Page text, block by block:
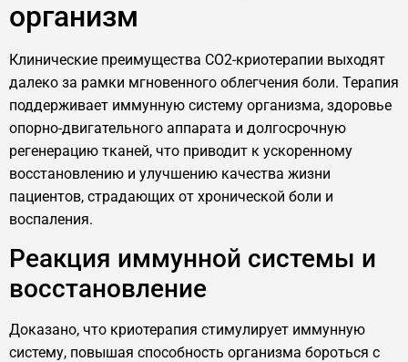
организм
Клинические преимущества CO2-криотерапии выходят
далеко за рамки мгновенного облегчения боли. Терапия
поддерживает иммунную систему организма, здоровье
опорно-двигательного аппарата и долгосрочную
регенерацию тканей, что приводит к ускоренному
восстановлению и улучшению качества жизни
пациентов, страдающих от хронической боли и
воспаления.
Реакция иммунной системы и
восстановление
Доказано, что криотерапия стимулирует иммунную
систему, повышая способность организма бороться с